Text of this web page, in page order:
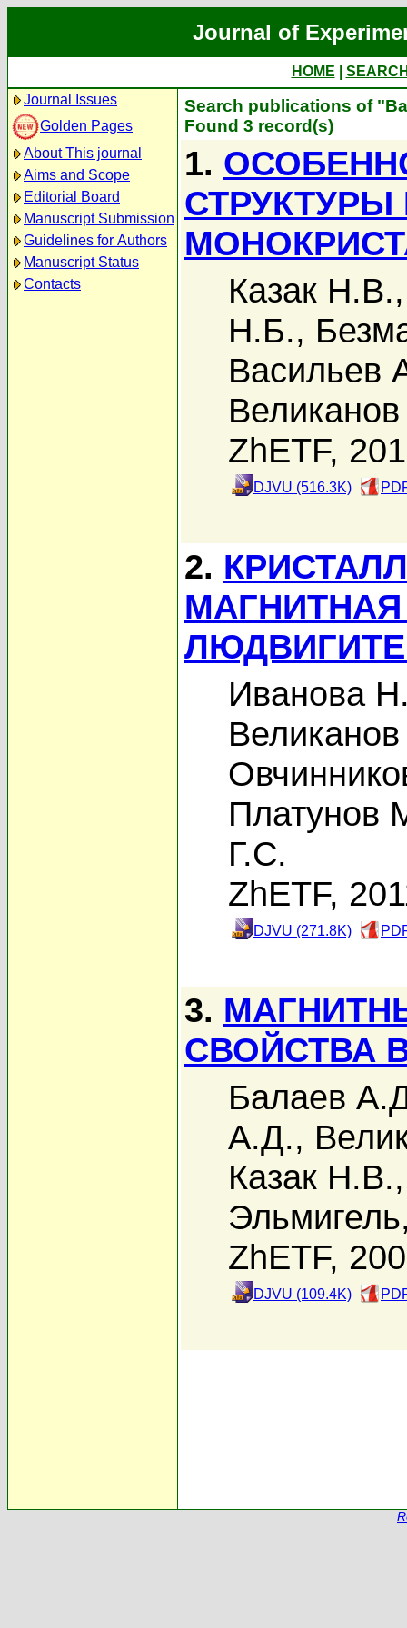
Journal of
HOME
Journal Issues
Golden Pages
About This journal
Aims and Scope
Editorial Board
Manuscript Submission
Guidelines for Authors
Manuscript Status
Contacts
Search publications of
Found 3 record(s)
1.
Казак Н.В.
Н.Б.,
Васильев
ZhETF,
DJVU (516.3K)
2.
ЛЮДВИГИТЕ
Иванова
Платунов
Г.С.
ZhETF,
DJVU (271.8K)
3.
СВОЙСТВА
Балаев
А.Д.,
Казак Н.В.
Эльмигель
ZhETF,
DJVU (109.4K)